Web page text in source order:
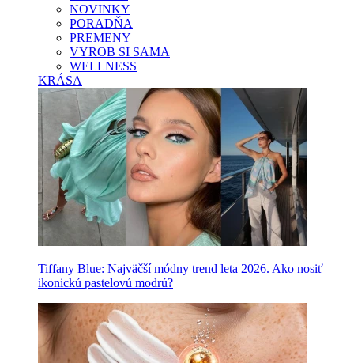
NOVINKY
PORADŇA
PREMENY
VYROB SI SAMA
WELLNESS
KRÁSA
Tiffany Blue: Najväčší módny trend leta 2026. Ako nosiť
ikonickú pastelovú modrú?